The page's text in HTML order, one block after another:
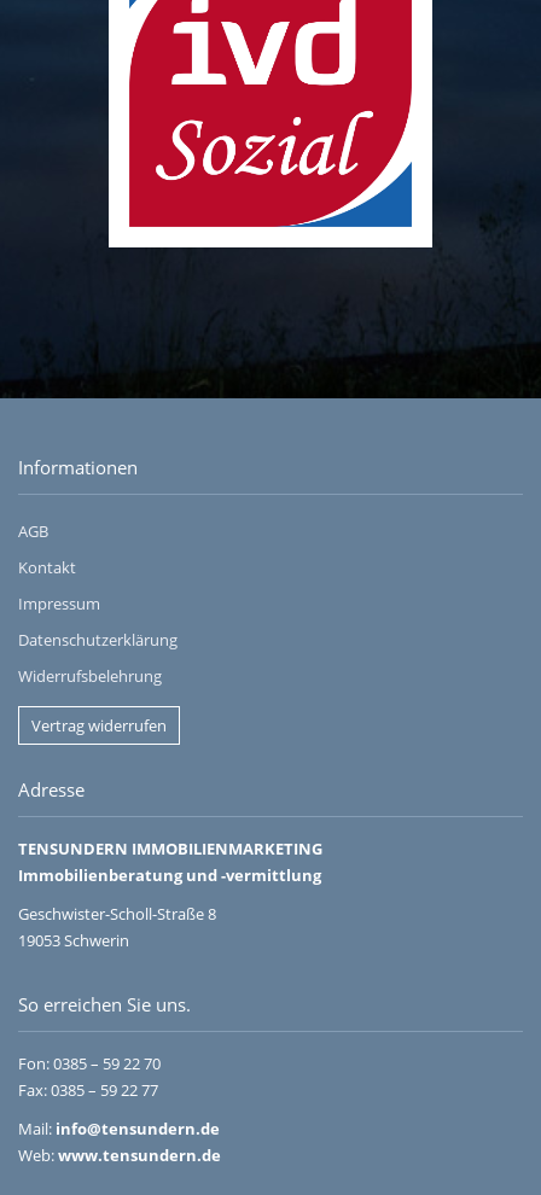
Informationen
AGB
Kontakt
Impressum
Datenschutzerklärung
Widerrufsbelehrung
Vertrag widerrufen
Adresse
TENSUNDERN IMMOBILIENMARKETING
Immobilienberatung und -vermittlung
Geschwister-Scholl-Straße 8
19053 Schwerin
So erreichen Sie uns.
Fon:0385 – 59 22 70
Fax: 0385 – 59 22 77
Mail: info@tensundern.de
Web:www.tensundern.de